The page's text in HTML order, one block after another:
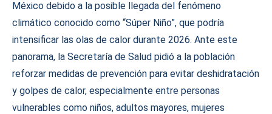
México debido a la posible llegada del fenómeno
climático conocido como “Súper Niño”, que podría
intensificar las olas de calor durante 2026. Ante este
panorama, la Secretaría de Salud pidió a la población
reforzar medidas de prevención para evitar deshidratación
y golpes de calor, especialmente entre personas
vulnerables como niños, adultos mayores, mujeres